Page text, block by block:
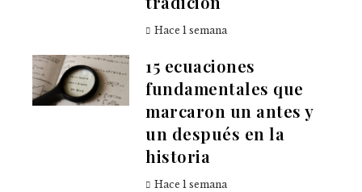
Hace 1 semana
15 ecuaciones
fundamentales que
marcaron un antes y
un después en la
historia
Hace 1 semana